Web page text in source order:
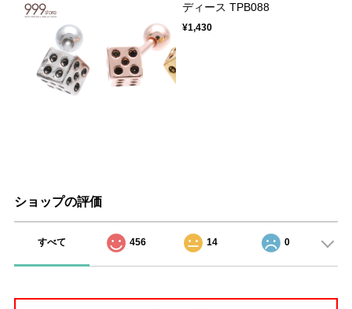
ディース TPB088
¥1,430
ショップの評価
すべて 456 14 0